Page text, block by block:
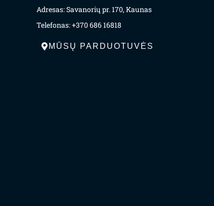
Adresas: Savanorių pr. 170, Kaunas
Telefonas: +370 686 16818
MŪSŲ PARDUOTUVĖS